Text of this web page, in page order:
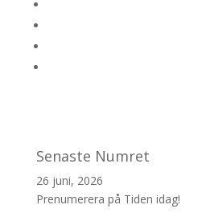
Senaste Numret
26 juni, 2026
Prenumerera på Tiden idag!